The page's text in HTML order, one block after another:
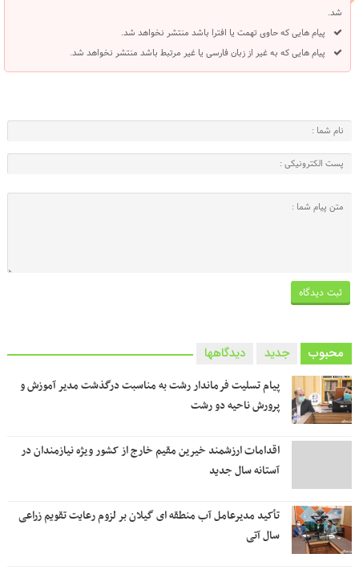
شد.
پیام هایی که حاوی تهمت یا افترا باشد منتشر نخواهد شد.
پیام هایی که به غیر از زبان فارسی یا غیر مرتبط باشد منتشر نخواهد شد.
محبوب جدید دیدگاهها
پیام تسلیت فرماندار رشت به مناسبت درگذشت مدیر آموزش و
پرورش ناحیه دو رشت
اقدامات ارزشمند خیرین مقیم خارج از کشور ویژه نیازمندان در
آستانه سال جدید
تأکید مدیرعامل آب منطقه ای گیلان بر لزوم رعایت تقویم زراعی‌
سال آتی